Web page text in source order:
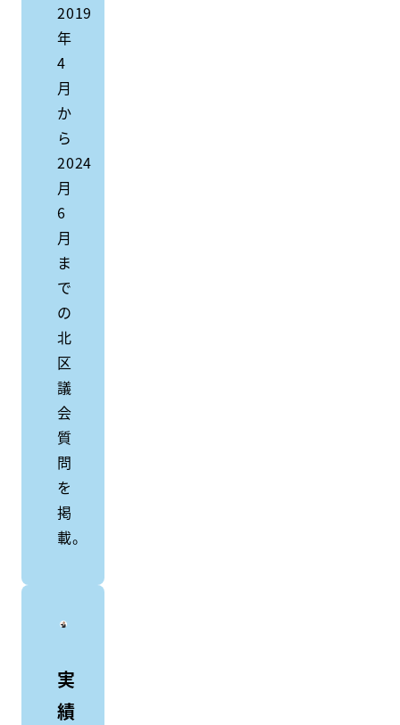
2019
年
4
月
か
ら
2024
月
6
月
ま
で
の
北
区
議
会
質
問
を
掲
載。
実
績